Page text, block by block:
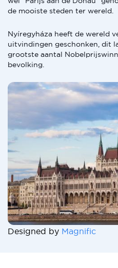
de mooiste steden ter wereld.
Nyíregyháza heeft de wereld
uitvindingen geschonken, dit
grootste aantal
bevolking.
Designed by Magnific